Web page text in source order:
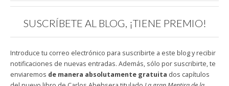
SUSCRÍBETE AL BLOG, ¡TIENE PREMIO!
Introduce tu correo electrónico para suscribirte a este blog y recibir
notificaciones de nuevas entradas. Además, sólo por suscribirte, te
enviaremos de manera absolutamente gratuita dos capítulos